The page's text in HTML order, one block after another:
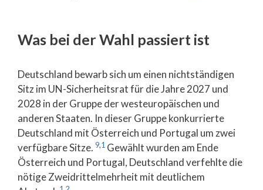
Was bei der Wahl passiert ist
Deutschland bewarb sich um einen nichtständigen
Sitz im UN-Sicherheitsrat für die Jahre 2027 und
2028 in der Gruppe der westeuropäischen und
anderen Staaten. In dieser Gruppe konkurrierte
Deutschland mit Österreich und Portugal um zwei
verfügbare Sitze. 9,1 Gewählt wurden am Ende
Österreich und Portugal, Deutschland verfehlte die
nötige Zweidrittelmehrheit mit deutlichem